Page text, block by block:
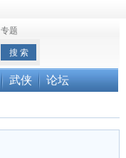
专题
武侠 论坛